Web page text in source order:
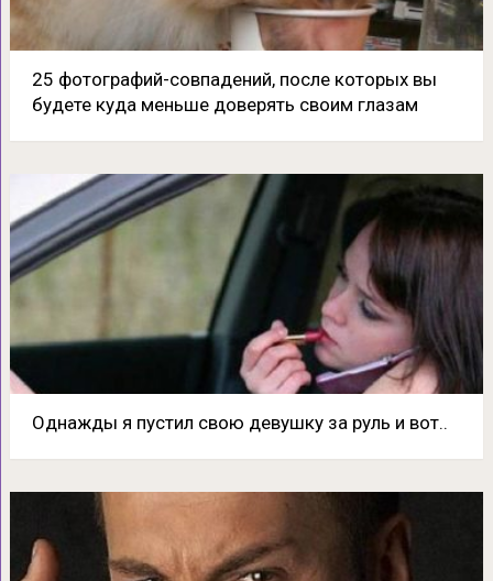
25 фотографий-совпадений, после которых вы
будете куда меньше доверять своим глазам
Однажды я пустил свою девушку за руль и вот..